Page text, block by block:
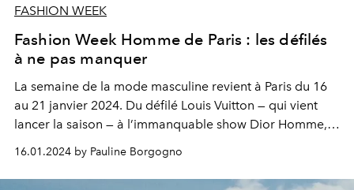
FASHION WEEK
Fashion Week Homme de Paris : les défilés
à ne pas manquer
La semaine de la mode masculine revient à Paris du 16
au 21 janvier 2024. Du défilé Louis Vuitton — qui vient
lancer la saison — à l’immanquable show Dior Homme,
sans oublier la jeunesse fougueuse de KidSuper ou
Louis-Gabriel Nouchi : voici tout ce qu'il faut savoir sur la
Fashion Week la plus attendue de la rentrée.
16.01.2024 by Pauline Borgogno